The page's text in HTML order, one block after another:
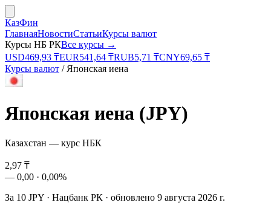
КазФин
ГлавнаяНовостиСтатьиКурсы валют
Курсы НБ РКВсе курсы →
USD469,93 ₸EUR541,64 ₸RUB5,71 ₸CNY69,65 ₸
Курсы валют / Японская иена
Японская иена (JPY)
Казахстан — курс НБК
2,97 ₸
— 0,00 · 0,00%
За 10 JPY · Нацбанк РК · обновлено 9 августа 2026 г.